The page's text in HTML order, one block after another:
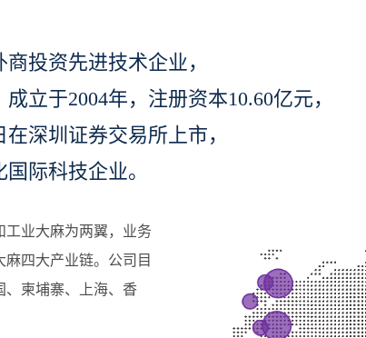
投资先进技术企业，
立于2004年，注册资本10.60亿元，
深圳证券交易所上市，
际科技企业。
工业大麻为两翼，业务
四大产业链。公司目
、柬埔寨、上海、香